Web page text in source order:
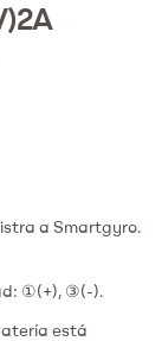
a Smartgyro.
①(+), ③(-).
está